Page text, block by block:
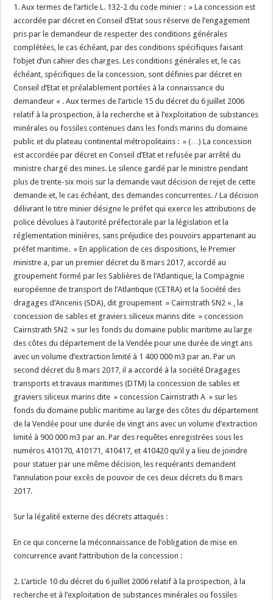
1. Aux termes de l’article L. 132-2 du code minier : » La concession est
accordée par décret en Conseil d’Etat sous réserve de l’engagement
pris par le demandeur de respecter des conditions générales
complétées, le cas échéant, par des conditions spécifiques faisant
l’objet d’un cahier des charges. Les conditions générales et, le cas
échéant, spécifiques de la concession, sont définies par décret en
Conseil d’Etat et préalablement portées à la connaissance du
demandeur « . Aux termes de l’article 15 du décret du 6 juillet 2006
relatif à la prospection, à la recherche et à l’exploitation de substances
minérales ou fossiles contenues dans les fonds marins du domaine
public et du plateau continental métropolitains : » (…) La concession
est accordée par décret en Conseil d’Etat et refusée par arrêté du
ministre chargé des mines. Le silence gardé par le ministre pendant
plus de trente-six mois sur la demande vaut décision de rejet de cette
demande et, le cas échéant, des demandes concurrentes. / La décision
délivrant le titre minier désigne le préfet qui exerce les attributions de
police dévolues à l’autorité préfectorale par la législation et la
réglementation minières, sans préjudice des pouvoirs appartenant au
préfet maritime. » En application de ces dispositions, le Premier
ministre a, par un premier décret du 8 mars 2017, accordé au
groupement formé par les Sablières de l’Atlantique, la Compagnie
européenne de transport de l’Atlantique (CETRA) et la Société des
dragages d’Ancenis (SDA), dit groupement » Cairnstrath SN2 « , la
concession de sables et graviers siliceux marins dite » concession
Cairnstrath SN2 » sur les fonds du domaine public maritime au large
des côtes du département de la Vendée pour une durée de vingt ans
avec un volume d’extraction limité à 1 400 000 m3 par an. Par un
second décret du 8 mars 2017, il a accordé à la société Dragages
transports et travaux maritimes (DTM) la concession de sables et
graviers siliceux marins dite » concession Cairnstrath A » sur les
fonds du domaine public maritime au large des côtes du département
de la Vendée pour une durée de vingt ans avec un volume d’extraction
limité à 900 000 m3 par an. Par des requêtes enregistrées sous les
numéros 410170, 410171, 410417, et 410420 qu’il y a lieu de joindre
pour statuer par une même décision, les requérants demandent
l’annulation pour excès de pouvoir de ces deux décrets du 8 mars
2017.
Sur la légalité externe des décrets attaqués :
En ce qui concerne la méconnaissance de l’obligation de mise en
concurrence avant l’attribution de la concession :
2. L’article 10 du décret du 6 juillet 2006 relatif à la prospection, à la
recherche et à l’exploitation de substances minérales ou fossiles